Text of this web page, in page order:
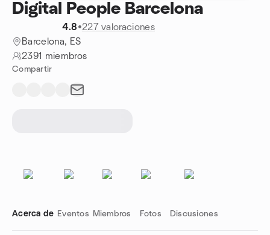
Digital People Barcelona
4.8•227 valoraciones
Barcelona, ES
2391 miembros
Compartir
Acerca de Eventos Miembros Fotos Discusiones